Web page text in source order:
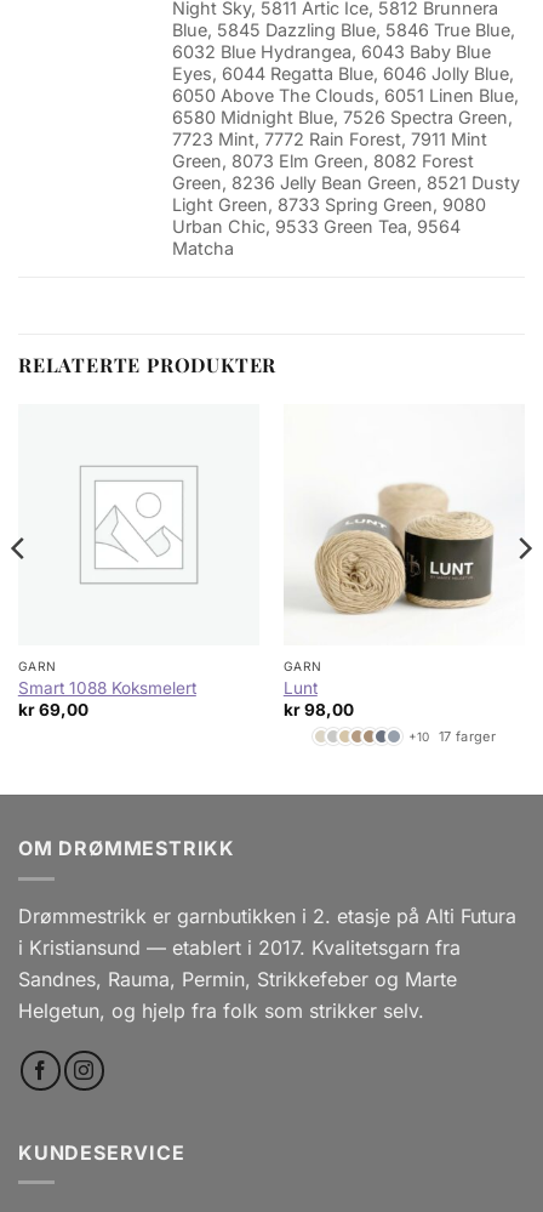
Night Sky, 5811 Artic Ice, 5812 Brunnera
Blue, 5845 Dazzling Blue, 5846 True Blue,
6032 Blue Hydrangea, 6043 Baby Blue
Eyes, 6044 Regatta Blue, 6046 Jolly Blue,
6050 Above The Clouds, 6051 Linen Blue,
6580 Midnight Blue, 7526 Spectra Green,
7723 Mint, 7772 Rain Forest, 7911 Mint
Green, 8073 Elm Green, 8082 Forest
Green, 8236 Jelly Bean Green, 8521 Dusty
Light Green, 8733 Spring Green, 9080
Urban Chic, 9533 Green Tea, 9564
Matcha
RELATERTE PRODUKTER
GARN
Smart 1088 Koksmelert
kr69,00
GARN
Lunt
kr98,00
+10 17 farger
OM DRØMMESTRIKK
Drømmestrikk er garnbutikken i 2. etasje på Alti Futura
i Kristiansund — etablert i 2017. Kvalitetsgarn fra
Sandnes, Rauma, Permin, Strikkefeber og Marte
Helgetun, og hjelp fra folk som strikker selv.
KUNDESERVICE